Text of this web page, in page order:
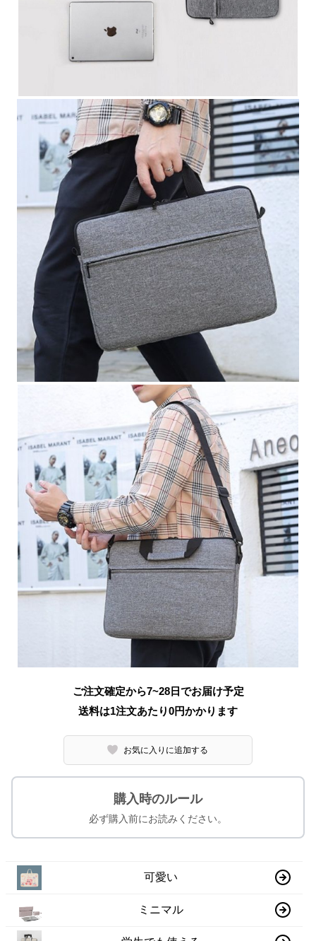
ご注文確定から7~28日でお届け予定
送料は1注文あたり0円かかります
お気に入りに追加する
購入時のルール
必ず購入前にお読みください。
可愛い
ミニマル